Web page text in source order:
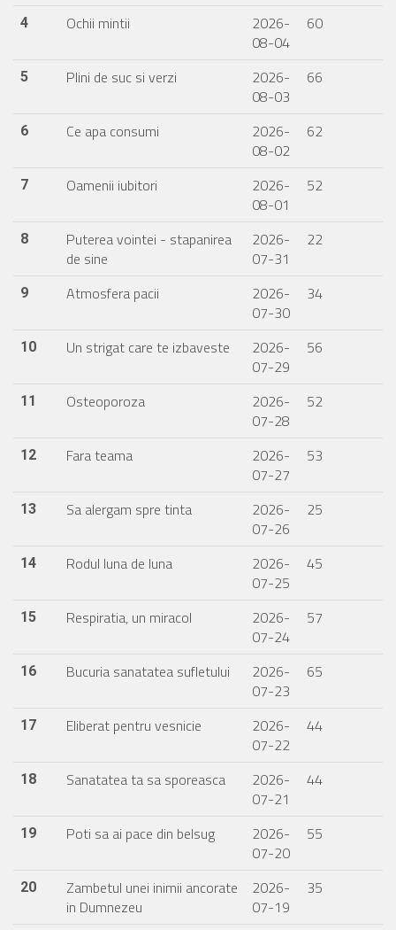
4 Ochii mintii
2026-
08-04
60
5 Plini de suc si verzi
2026-
08-03
66
6 Ce apa consumi
2026-
08-02
62
7 Oamenii iubitori
2026-
08-01
52
8
Puterea vointei - stapanirea
de sine
2026-
07-31
22
9 Atmosfera pacii
2026-
07-30
34
10 Un strigat care te izbaveste
2026-
07-29
56
11 Osteoporoza
2026-
07-28
52
12 Fara teama
2026-
07-27
53
13 Sa alergam spre tinta
2026-
07-26
25
14 Rodul luna de luna
2026-
07-25
45
15 Respiratia, un miracol
2026-
07-24
57
16 Bucuria sanatatea sufletului
2026-
07-23
65
17 Eliberat pentru vesnicie
2026-
07-22
44
18 Sanatatea ta sa sporeasca
2026-
07-21
44
19 Poti sa ai pace din belsug
2026-
07-20
55
20
Zambetul unei inimii ancorate
in Dumnezeu
2026-
07-19
35